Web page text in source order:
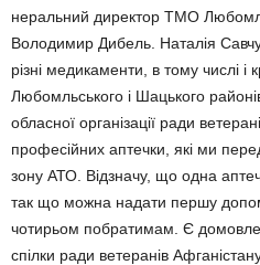
неральний директор ТМО
Во­лодимир Дибель. Наталія
різні медикаменти, в тому числі
Любомльського і Шацького
обласної організації ради
професійних аптечки, які ми
зону АТО. Відзначу, що одна
так що можна надати першу
чотирьом побратимам. Є
спілки ради ветеранів